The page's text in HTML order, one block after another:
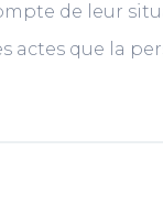
de leur
actes que la